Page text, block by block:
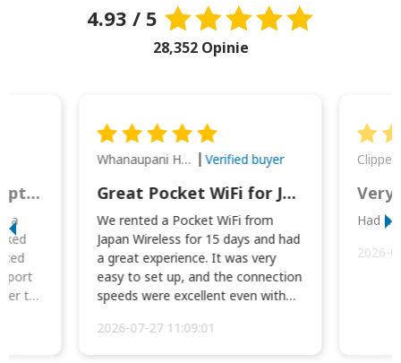
4.93 / 5
28,352 Opinie
This was wonderful option to a family of four. Everything worked smoothly.
a
to
Whanaupani Henry Joseph Macown Verified buyer
Great Pocket WiFi for Japan Travel
We rented a Pocket WiFi from
Japan Wireless for 15 days and had
a great experience. It was very
easy to set up, and the connection
speeds were excellent even with
2026-07-27 11:09:01
Very
Had
2026-